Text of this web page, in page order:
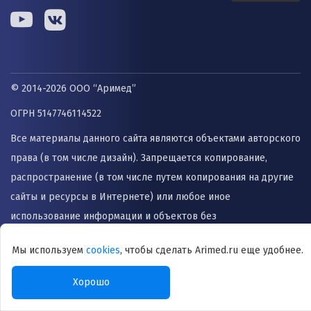
© 2014-2026 ООО “Аримед”
ОГРН 5147746114522
Все материалы данного сайта являются объектами авторского
права (в том числе дизайн). Запрещается копирование,
распространение (в том числе путем копирования на другие
сайты и ресурсы в Интернете) или любое иное
использование информации и объектов без
представленная на сайте не заменяет прием врача и не
постановки диагноза.
Мы используем cookies, чтобы сделать Arimed.ru еще удобнее.
Хорошо